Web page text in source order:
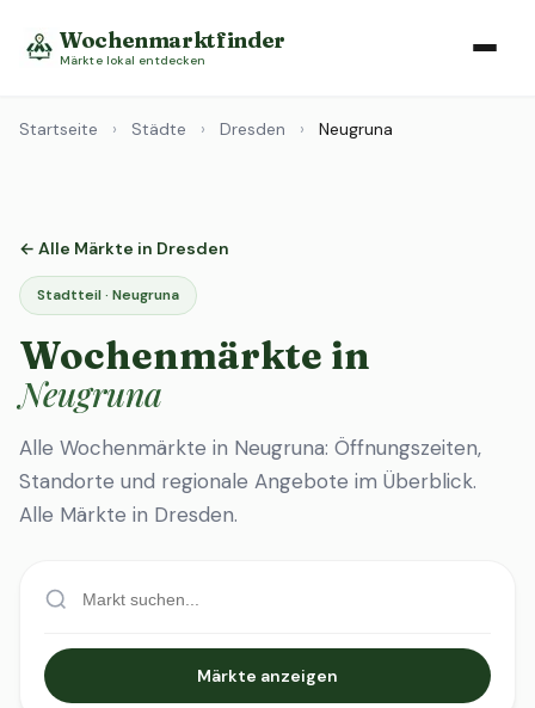
Wochenmarktfinder
Märkte lokal entdecken
Startseite › Städte › Dresden › Neugruna
← Alle Märkte in Dresden
Stadtteil · Neugruna
Wochenmärkte in
Neugruna
Alle Wochenmärkte in Neugruna: Öffnungszeiten,
Standorte und regionale Angebote im Überblick.
Alle Märkte in Dresden.
Märkte anzeigen